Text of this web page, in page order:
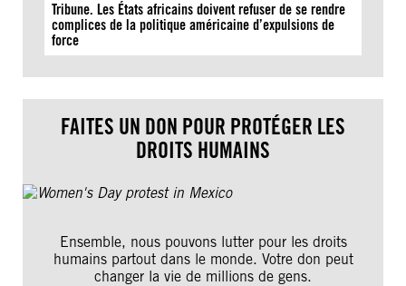
Tribune. Les États africains doivent refuser de se rendre
complices de la politique américaine d’expulsions de
force
FAITES UN DON POUR PROTÉGER LES
DROITS HUMAINS
Ensemble, nous pouvons lutter pour les droits
humains partout dans le monde. Votre don peut
changer la vie de millions de gens.